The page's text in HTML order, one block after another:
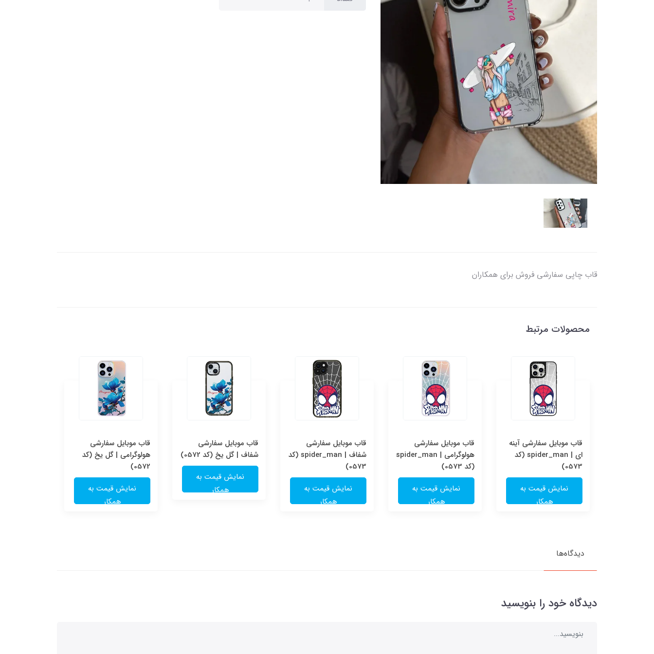
قاب چاپی سفارشی فروش برای همکاران
محصولات مرتبط
قاب موبایل سفارشی آینه
ای | spider_man (کد
0573)
نمایش قیمت به
همکار
قاب موبایل سفارشی
هولوگرامی | spider_man
(کد 0573)
نمایش قیمت به
همکار
قاب موبایل سفارشی
شفاف | spider_man (کد
0573)
نمایش قیمت به
همکار
قاب موبایل سفارشی
شفاف | گل یخ (کد 0572)
نمایش قیمت به
همکار
قاب موبایل سفارشی
هولوگرامی | گل یخ (کد
0572)
نمایش قیمت به
همکار
دیدگاه‌ها
دیدگاه خود را بنویسید